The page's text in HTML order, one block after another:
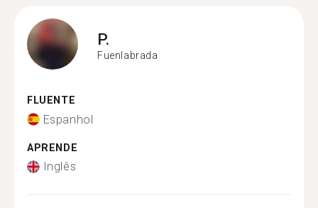
P.
Fuenlabrada
FLUENTE
Espanhol
APRENDE
Inglês